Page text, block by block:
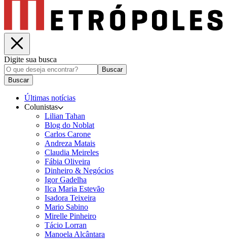
Digite sua busca
Buscar
Buscar
Últimas notícias
Colunistas
Lilian Tahan
Blog do Noblat
Carlos Carone
Andreza Matais
Claudia Meireles
Fábia Oliveira
Dinheiro & Negócios
Igor Gadelha
Ilca Maria Estevão
Isadora Teixeira
Mario Sabino
Mirelle Pinheiro
Tácio Lorran
Manoela Alcântara